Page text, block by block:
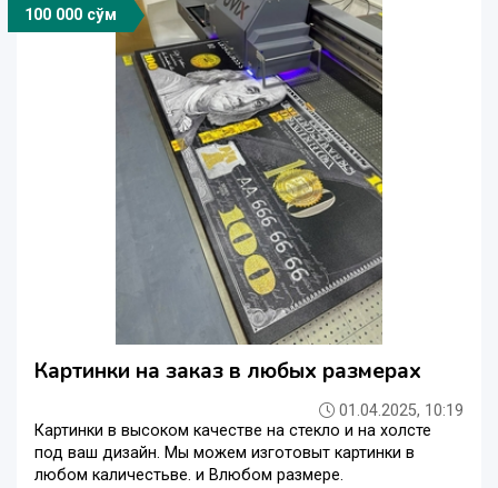
100 000 сўм
Картинки на заказ в любых размерах
01.04.2025, 10:19
Картинки в высоком качестве на стекло и на холсте
под ваш дизайн. Мы можем изготовыт картинки в
любом каличестьве. и Влюбом размере.